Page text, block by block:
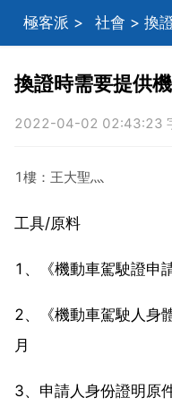
極客派 > 社會 > 換
換證時需要提供
2022-04-02 02:43:23
1樓：王大聖灬
工具/原料
1、《機動車駕駛證申
2、《機動車駕駛人身
月
3、申請人身份證明原